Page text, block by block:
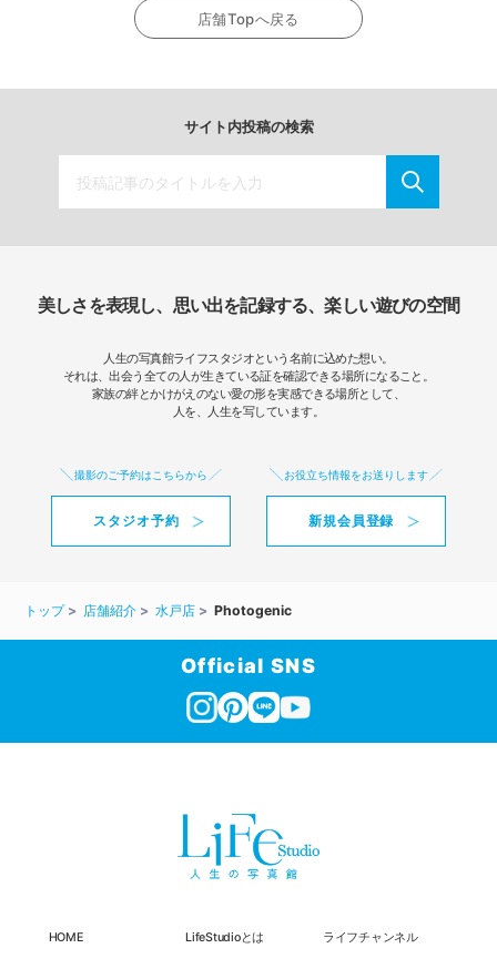
店舗Topへ戻る
サイト内投稿の検索
美しさを表現し、思い出を記録する、楽しい遊びの空間
人生の写真館ライフスタジオという名前に込めた想い。
それは、出会う全ての人が生きている証を確認できる場所になること。
家族の絆とかけがえのない愛の形を実感できる場所として、
人を、人生を写しています。
撮影のご予約はこちらから
スタジオ予約
お役立ち情報をお送りします
新規会員登録
トップ 店舗紹介 水戸店 Photogenic
Official SNS
HOME LifeStudioとは ライフチャンネル